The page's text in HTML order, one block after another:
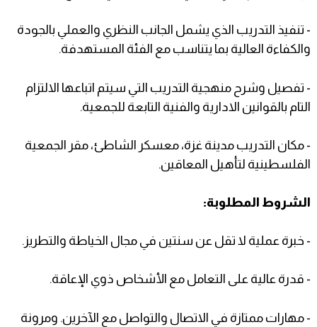
- تنفيذ التدريب الذي يشمل الجانب النظري والعملي بالجودة
والكفاءة العالية بما يتناسب مع الفئة المستهدفة.
- تفصيل وشرح منهجية التدريب التي سيتم اتباعها الالتزام
التام بالقوانين الادارية والفنية التابعة للجمعية.
- مكان التدريب مدينة غزة، معسكر الشاطئ، مقر الجمعية
الفلسطينية لتأهيل المعاقين.
الشروط المطلوبة:
- خبرة عملية لا تقل عن سنتين في مجال الخياطة والتطريز.
- قدرة عالية على التعامل مع الأشخاص ذوي الإعاقة.
- مهارات ممتازة في الاتصال والتواصل مع الآخرين. ومرونة